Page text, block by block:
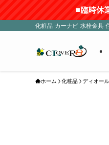
■臨時休業：8月8
化粧品 カーナビ 水栓金具
ホーム 化粧品 ディオール